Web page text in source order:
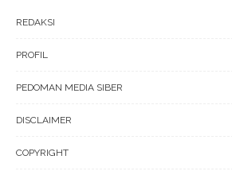
REDAKSI
PROFIL
PEDOMAN MEDIA SIBER
DISCLAIMER
COPYRIGHT